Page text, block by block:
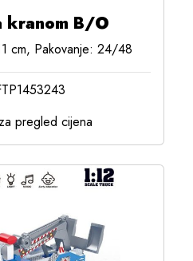
kranom B/O
cm, Pakovanje: 24/48
pregled cijena